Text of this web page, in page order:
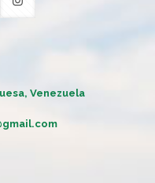
Venezuela